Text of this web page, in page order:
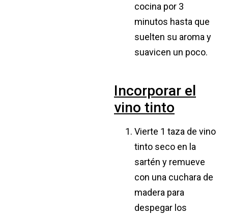
cocina por 3
minutos hasta que
suelten su aroma y
suavicen un poco.
Incorporar el
vino tinto
Vierte 1 taza de vino
tinto seco en la
sartén y remueve
con una cuchara de
madera para
despegar los